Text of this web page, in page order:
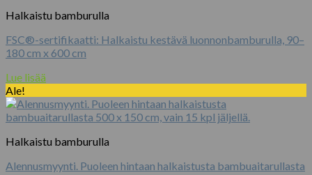
Halkaistu bamburulla
FSC®-sertifikaatti: Halkaistu kestävä luonnonbamburulla, 90–
180 cm x 600 cm
Lue lisää
Ale!
Halkaistu bamburulla
Alennusmyynti. Puoleen hintaan halkaistusta bambuaitarullasta